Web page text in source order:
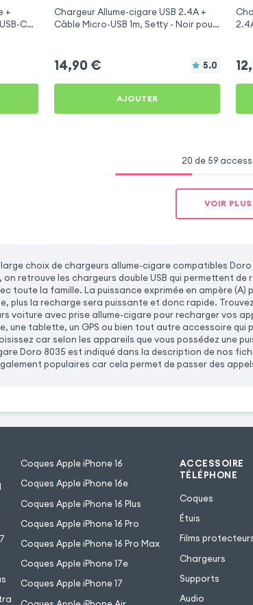
+
C
8035
Chargeur Allume-cigare USB 2.4A +
Câble Micro-USB 1m, Setty - Noir pour
14,90 € 5.0
AJOUTER
20 de 59
VOIR PLUS
large choix de chargeurs allume-cigare compatibles
retrouve les chargeurs double USB qui permettent
toute la famille. La puissance exprimée en ampère
plus la recharge sera puissante et donc rapide.
voiture avec prise allume-cigare pour recharger vos
une tablette, un GPS ou bien tout autre accessoire qui
car selon les appareils que vous possédez une
Doro 8035 est indiqué dans la description de nos
populaires car cela permet de passer des
Coques Apple iPhone 16
Coques Apple iPhone 16e
Coques Apple iPhone 16 Plus
Coques Apple iPhone 16 Pro
Coques Apple iPhone 16 Pro Max
Coques Apple iPhone 17e
Coques Apple iPhone 17
ACCESSOIRE
TÉLÉPHONE
Coques
Étuis
Films
Chargeurs
Supports
Audio